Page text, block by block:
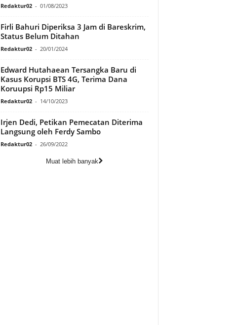
Redaktur02 - 01/08/2023
Firli Bahuri Diperiksa 3 Jam di Bareskrim,
Status Belum Ditahan
Redaktur02 - 20/01/2024
Edward Hutahaean Tersangka Baru di
Kasus Korupsi BTS 4G, Terima Dana
Koruupsi Rp15 Miliar
Redaktur02 - 14/10/2023
Irjen Dedi, Petikan Pemecatan Diterima
Langsung oleh Ferdy Sambo
Redaktur02 - 26/09/2022
Muat lebih banyak